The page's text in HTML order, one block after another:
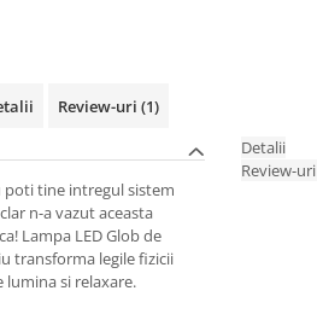
Review-uri (1)
poti tine intregul sistem
n-a vazut aceasta
Lampa LED Glob de
transforma legile fizicii
lumina si relaxare.
Detalii
Review-uri